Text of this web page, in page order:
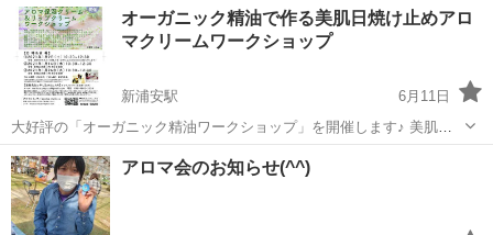
菌スプレーは、手指にやさしく、マスクスプレーとしても大活躍！⭐️安
心安全の虫除けスプレーの配...
千葉 浦安市 新浦安駅 アロマ 公民館
オーガニック精油で作る美肌日焼け止めアロ
マクリームワークショップ
新浦安駅
6月11日
大好評の「オーガニック精油ワークショップ」を開催します♪ 美肌、
保湿効果や抗菌・抗ウィルス作用のある精油を学びながらお好みの香
りになるようブレンドし、安心安全の日焼け止めクリームを作りま
す。 基剤のクリームの量や、代...
千葉 浦安市 新浦安駅 アロマ
アロマ会のお知らせ(^^)